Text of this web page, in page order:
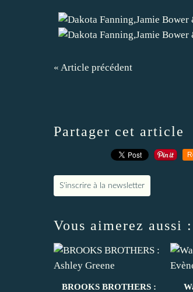
« Article précédent
Partager cet article
S'inscrire à la newsletter
Vous aimerez aussi :
BROOKS BROTHERS :